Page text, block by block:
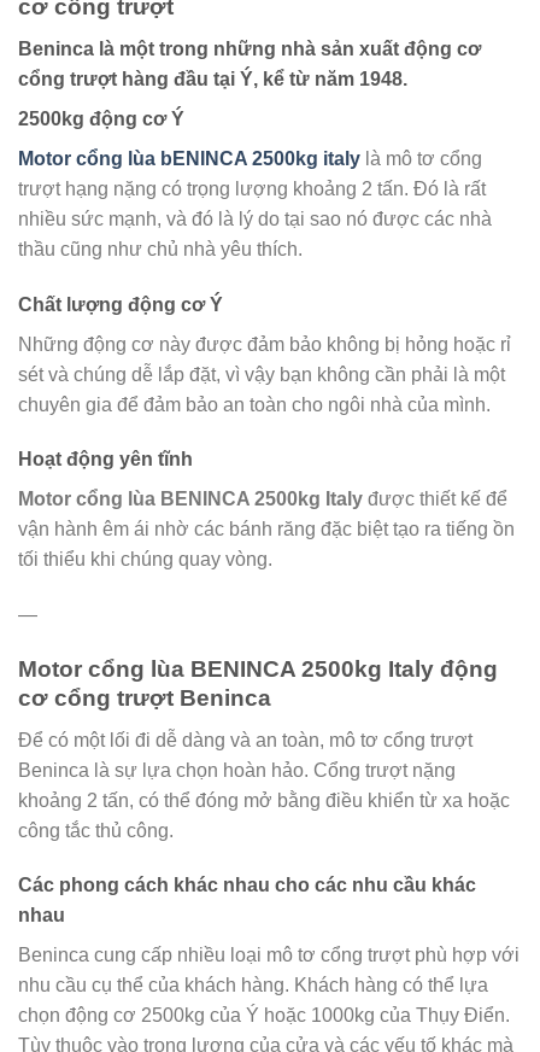
cơ cổng trượt
Beninca là một trong những nhà sản xuất động cơ
cổng trượt hàng đầu tại Ý, kể từ năm 1948.
2500kg động cơ Ý
Motor cổng lùa bENINCA 2500kg italy là mô tơ cổng
trượt hạng nặng có trọng lượng khoảng 2 tấn. Đó là rất
nhiều sức mạnh, và đó là lý do tại sao nó được các nhà
thầu cũng như chủ nhà yêu thích.
Chất lượng động cơ Ý
Những động cơ này được đảm bảo không bị hỏng hoặc rỉ
sét và chúng dễ lắp đặt, vì vậy bạn không cần phải là một
chuyên gia để đảm bảo an toàn cho ngôi nhà của mình.
Hoạt động yên tĩnh
Motor cổng lùa BENINCA 2500kg Italy được thiết kế để
vận hành êm ái nhờ các bánh răng đặc biệt tạo ra tiếng ồn
tối thiểu khi chúng quay vòng.
—
Motor cổng lùa BENINCA 2500kg Italy động
cơ cổng trượt Beninca
Để có một lối đi dễ dàng và an toàn, mô tơ cổng trượt
Beninca là sự lựa chọn hoàn hảo. Cổng trượt nặng
khoảng 2 tấn, có thể đóng mở bằng điều khiển từ xa hoặc
công tắc thủ công.
Các phong cách khác nhau cho các nhu cầu khác
nhau
Beninca cung cấp nhiều loại mô tơ cổng trượt phù hợp với
nhu cầu cụ thể của khách hàng. Khách hàng có thể lựa
chọn động cơ 2500kg của Ý hoặc 1000kg của Thụy Điển.
Tùy thuộc vào trọng lượng của cửa và các yếu tố khác mà